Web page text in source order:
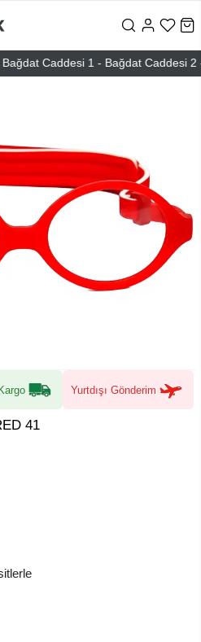
Caddesi 1 - Bağdat Caddesi 2 -
Yurtdışı Gönderim
41